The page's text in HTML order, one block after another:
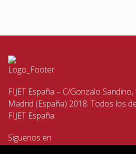
FIJET España – C/Gonzalo
Madrid (España) 2018. Todos los
FIJET España
Siguenos en